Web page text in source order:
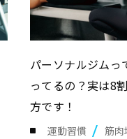
パーソナルジムっ
ってるの？実は8
方です！
運動習慣
筋肉